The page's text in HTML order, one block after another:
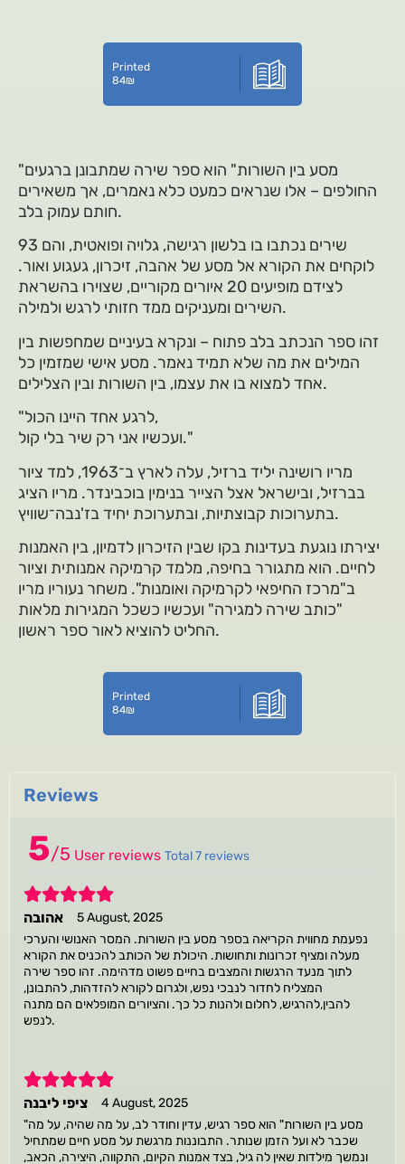
Printed
84₪
"מסע בין השורות" הוא ספר שירה שמתבונן ברגעים
החולפים – אלו שנראים כמעט כלא נאמרים, אך משאירים
חותם עמוק בלב.
93 שירים נכתבו בו בלשון רגישה, גלויה ופואטית, והם
לוקחים את הקורא אל מסע של אהבה, זיכרון, געגוע ואור.
לצידם מופיעים 20 איורים מקוריים, שצוירו בהשראת
השירים ומעניקים ממד חזותי לרגש ולמילה.
זהו ספר הנכתב בלב פתוח – ונקרא בעיניים שמחפשות בין
המילים את מה שלא תמיד נאמר. מסע אישי שמזמין כל
אחד למצוא בו את עצמו, בין השורות ובין הצלילים.
"לרגע אחד היינו הכול,
ועכשיו אני רק שיר בלי קול."
מריו רושינה יליד ברזיל, עלה לארץ ב־1963, למד ציור
בברזיל, ובישראל אצל הצייר בנימין בוכבינדר. מריו הציג
בתערוכות קבוצתיות, ובתערוכת יחיד בז'נבה־שוויץ.
יצירתו נוגעת בעדינות בקו שבין הזיכרון לדמיון, בין האמנות
לחיים. הוא מתגורר בחיפה, מלמד קרמיקה אמנותית וציור
ב"מרכז החיפאי לקרמיקה ואומנות". משחר נעוריו מריו
"כותב שירה למגירה" ועכשיו כשכל המגירות מלאות
החליט להוציא לאור ספר ראשון.
Printed
84₪
Reviews
5/5 User reviews Total 7 reviews
5
אהובה
5 August, 2025
נפעמת מחווית הקריאה בספר מסע בין השורות. המסר האנושי והערכי
מעלה ומציף זכרונות ותחושות. היכולת של הכותב להכניס את הקורא
לתוך מנעד הרגשות והמצבים בחיים פשוט מדהימה. זהו ספר שירה
המצליח לחדור לנבכי נפש, ולגרום לקורא להזדהות, להתבונן,
להבין,להרגיש, לחלום ולהנות כל כך. והציורים המופלאים הם מתנה
לנפש.
5
ציפי ליבנה
4 August, 2025
"מסע בין השורות" הוא ספר רגיש, עדין וחודר לב, על מה שהיה, על מה
שכבר לא ועל הזמן שנותר. התבוננות מרגשת על מסע חיים שמתחיל
ונמשך מילדות שאין לה גיל, בצד אמנות הקיום, התקווה, היצירה, הכאב,